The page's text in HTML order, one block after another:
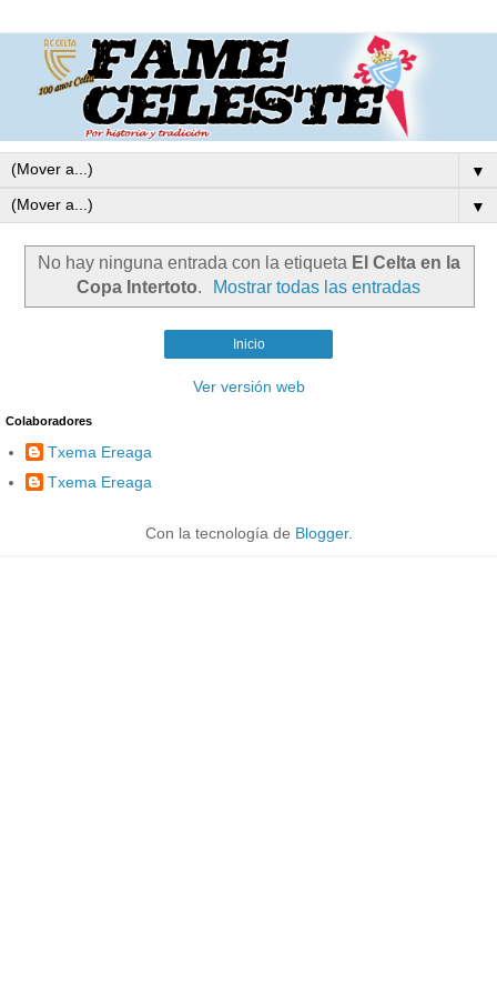
▼
▼
No hay ninguna entrada con la etiqueta El Celta en la
Copa Intertoto. Mostrar todas las entradas
Inicio
Ver versión web
Colaboradores
Txema Ereaga
Txema Ereaga
Con la tecnología de Blogger.